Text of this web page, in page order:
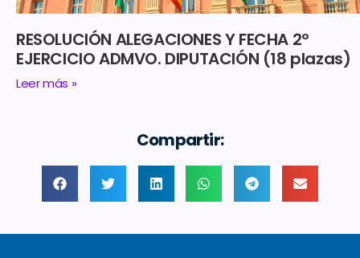
RESOLUCIÓN ALEGACIONES Y FECHA 2º
EJERCICIO ADMVO. DIPUTACIÓN (18 plazas)
Leer más »
Compartir: